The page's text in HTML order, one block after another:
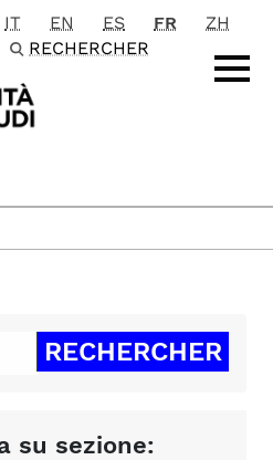
principale
IT EN ES FR
ZH
RECHERCHER
su sezione: